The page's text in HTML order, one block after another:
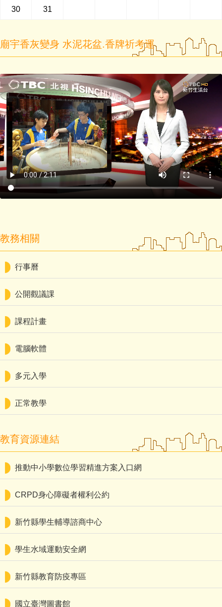
30 31
廟宇香灰變身 水泥花盆.香牌祈考運
教務相關
行事曆
公開觀議課
課程計畫
電腦軟體
多元入學
正常教學
教育資源連結
推動中小學數位學習精進方案入口網
CRPD身心障礙者權利公約
新竹縣學生輔導諮商中心
學生水域運動安全網
新竹縣教育防疫專區
國立臺灣圖書館